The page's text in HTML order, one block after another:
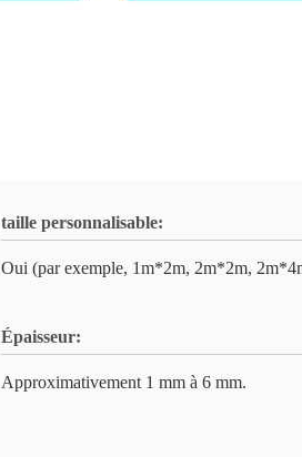
taille personnalisable:
Oui (par exemple, 1m*2m, 2m*2m,
Épaisseur:
Approximativement 1 mm à 6 mm.